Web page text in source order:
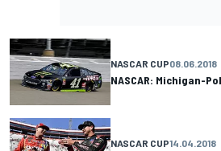
NASCAR CUP08.06.2018
NASCAR: Michigan-
NASCAR CUP14.04.2018